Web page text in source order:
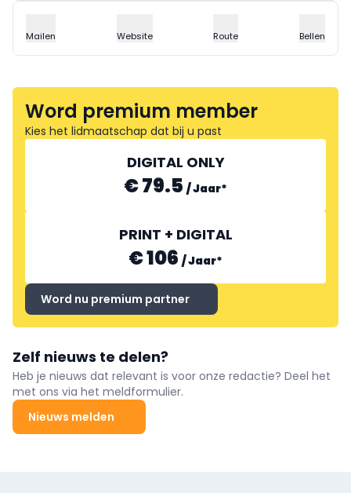
Mailen Website Route Bellen
Word premium member
Kies het lidmaatschap dat bij u past
DIGITAL ONLY
€ 79.5 /Jaar*
PRINT + DIGITAL
€ 106 /Jaar*
Word nu premium partner
Zelf nieuws te delen?
Heb je nieuws dat relevant is voor onze redactie? Deel het
met ons via het meldformulier.
Nieuws melden